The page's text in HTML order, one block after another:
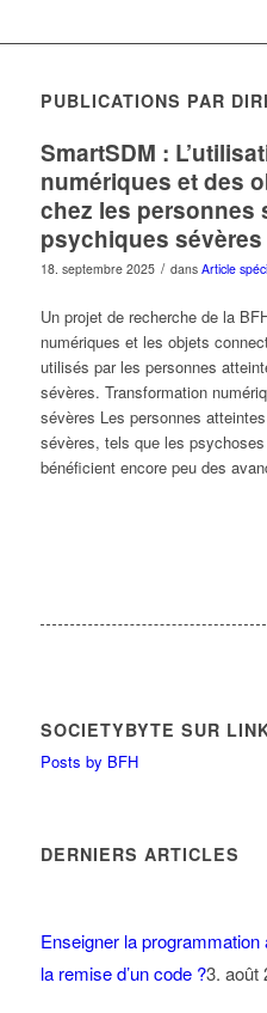
PUBLICATIONS PAR
SmartSDM :
numériques et des
chez les personnes
psychiques sévères
18. septembre 2025 / dans Article
Un projet de recherche de la
numériques et les objets
utilisés par les personnes
sévères. Transformation
sévères Les personnes
sévères, tels que les
bénéficient encore peu des
SOCIETYBYTE SUR
Posts by BFH
DERNIERS ARTICLES
Enseigner la programmation
la remise d’un code ?3. août